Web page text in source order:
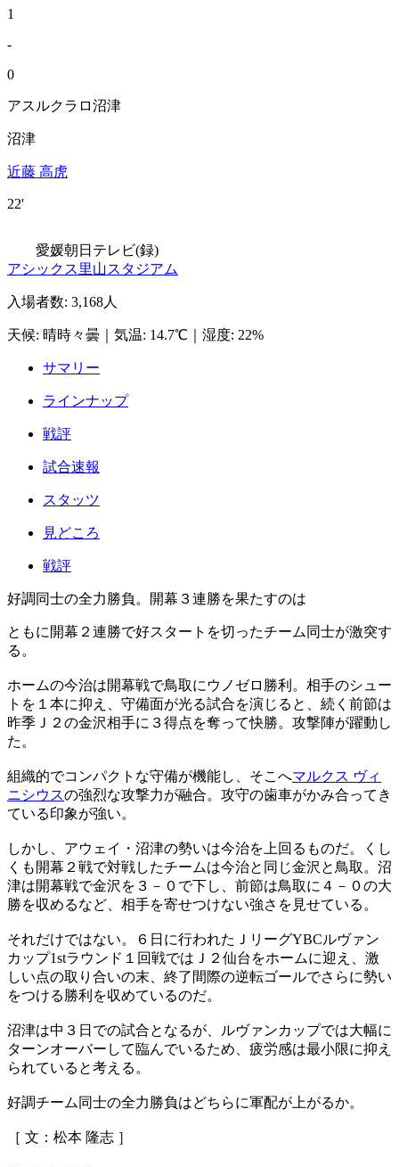
1
-
0
アスルクラロ沼津
沼津
近藤 高虎
22'
愛媛朝日テレビ(録)
アシックス里山スタジアム
入場者数: 3,168人
天候: 晴時々曇 気温: 14.7℃ 湿度: 22%
サマリー
ラインナップ
戦評
試合速報
スタッツ
見どころ
戦評
好調同士の全力勝負。開幕３連勝を果たすのは
ともに開幕２連勝で好スタートを切ったチーム同士が激突す
る。
ホームの今治は開幕戦で鳥取にウノゼロ勝利。相手のシュー
トを１本に抑え、守備面が光る試合を演じると、続く前節は
昨季Ｊ２の金沢相手に３得点を奪って快勝。攻撃陣が躍動し
た。
組織的でコンパクトな守備が機能し、そこへマルクス ヴィ
ニシウスの強烈な攻撃力が融合。攻守の歯車がかみ合ってき
ている印象が強い。
しかし、アウェイ・沼津の勢いは今治を上回るものだ。くし
くも開幕２戦で対戦したチームは今治と同じ金沢と鳥取。沼
津は開幕戦で金沢を３－０で下し、前節は鳥取に４－０の大
勝を収めるなど、相手を寄せつけない強さを見せている。
それだけではない。６日に行われたＪリーグYBCルヴァン
カップ1stラウンド１回戦ではＪ２仙台をホームに迎え、激
しい点の取り合いの末、終了間際の逆転ゴールでさらに勢い
をつける勝利を収めているのだ。
沼津は中３日での試合となるが、ルヴァンカップでは大幅に
ターンオーバーして臨んでいるため、疲労感は最小限に抑え
られていると考える。
好調チーム同士の全力勝負はどちらに軍配が上がるか。
［ 文：松本 隆志 ］